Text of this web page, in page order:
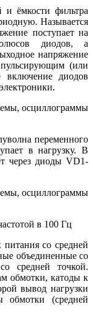
и ёмкости фильтра
Называется
поступает на
диодов, а
напряжение
(или
включение диодов
переменного
в нагрузку. В
через диоды VD1-
в 100 Гц
питания со средней
объединенные со
средней точкой.
обмотки, катоды к
вывод нагрузки
обмотки (средней